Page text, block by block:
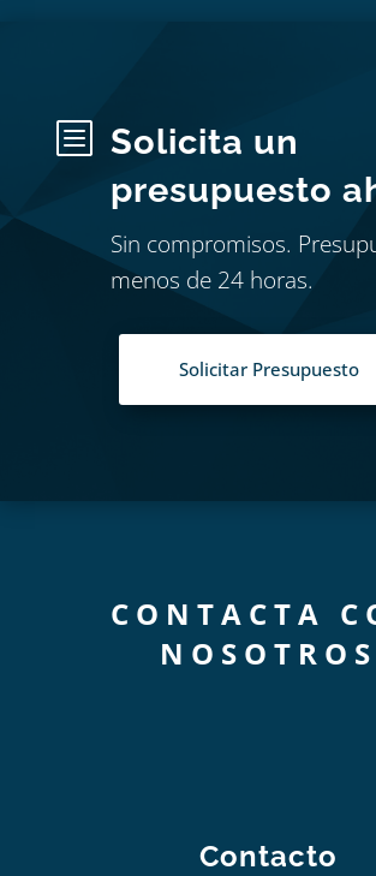
b
Solicita un
presupuesto
Sin compromisos.
menos de 24 horas.
Solicitar Presupuesto
CONTACTA
NOSOTROS
Contacto